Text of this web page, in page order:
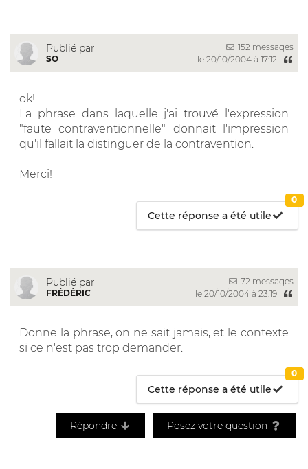
Publié par
SO
152 messages
le 20/10/2004 à 17:12
ok!
La phrase dans laquelle j'ai trouvé l'expression
"faute contraventionnelle" donnait l'impression
qu'il fallait la distinguer de la contravention.
Merci!
Cette réponse a été utile
0
Publié par
FRÉDÉRIC
72 messages
le 20/10/2004 à 23:19
Donne la phrase, on ne sait jamais, et le contexte
si ce n'est pas trop demander.
Cette réponse a été utile
0
Répondre Posez votre question